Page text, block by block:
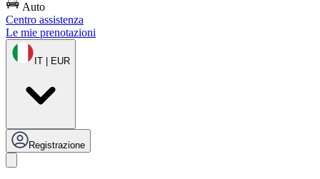
Auto
Centro assistenza
Le mie prenotazioni
IT | EUR
Registrazione